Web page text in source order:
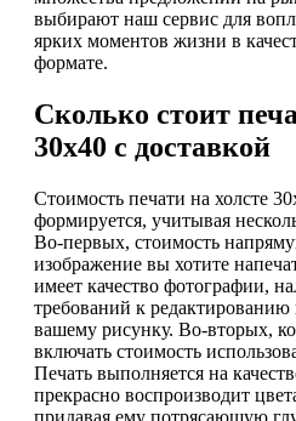
выбирают наш сервис для
ярких моментов жизни в
формате.
Сколько стоит
30х40 с доставкой
Стоимость печати на холсте
формируется, учитывая
Во-первых, стоимость
изображение вы хотите
имеет качество фотографии,
требований к редактированию
вашему рисунку. Во-вторых,
включать стоимость
Печать выполняется на
прекрасно воспроизводит
придавая ему потрясающую